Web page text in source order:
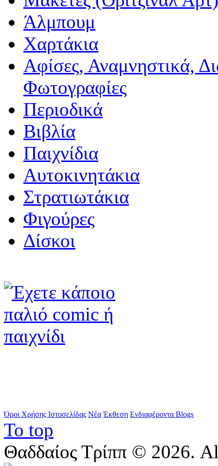
Άλμπουμ
Χαρτάκια
Αφίσες, Αναμνηστικά,
Φωτογραφίες
Περιοδικά
Βιβλία
Παιχνίδια
Αυτοκινητάκια
Στρατιωτάκια
Φιγούρες
Δίσκοι
Όροι Χρήσης Ιστοσελίδας Νέα Έκθεση Ενδιαφέροντα Blogs
To top
Θαδδαίος Τρίππ © 2026.